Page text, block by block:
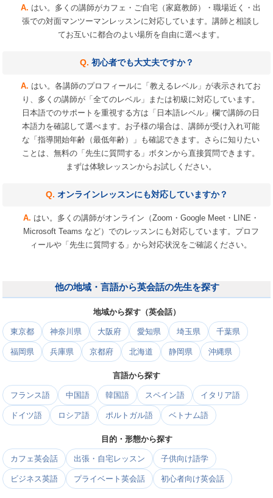
はい。多くの講師がカフェ・ご自宅（家庭教師）・職場近く・出
張での対面マンツーマンレッスンに対応しています。講師と相談し
てお互いに都合のよい場所を自由に選べます。
初心者でも大丈夫ですか？
はい。各講師のプロフィールに「教えるレベル」が表示されてお
り、多くの講師が「全てのレベル」または初級に対応しています。
日本語でのサポートを重視する方は「日本語レベル」欄で講師の日
本語力を確認して選べます。お子様の場合は、講師が受け入れ可能
な「指導開始年齢（最低年齢）」も確認できます。さらに知りたい
ことは、無料の「先生に質問する」ボタンから直接質問できます。
まずは体験レッスンからお試しください。
オンラインレッスンにも対応していますか？
はい。多くの講師がオンライン（Zoom・Google Meet・LINE・
Microsoft Teams など）でのレッスンにも対応しています。プロフ
ィールや「先生に質問する」から対応状況をご確認ください。
他の地域・言語から英会話の先生を探す
地域から探す（英会話）
東京都 神奈川県 大阪府 愛知県 埼玉県 千葉県
福岡県 兵庫県 京都府 北海道 静岡県 沖縄県
言語から探す
フランス語 中国語 韓国語 スペイン語 イタリア語
ドイツ語 ロシア語 ポルトガル語 ベトナム語
目的・形態から探す
カフェ英会話 出張・自宅レッスン 子供向け語学
ビジネス英語 プライベート英会話 初心者向け英会話